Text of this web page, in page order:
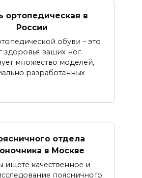
ортопедическая в
России
обуви – это
здоровья ваших ног.
множество моделей,
разработанных
отдела
в Москве
ищете качественное и
поясничного